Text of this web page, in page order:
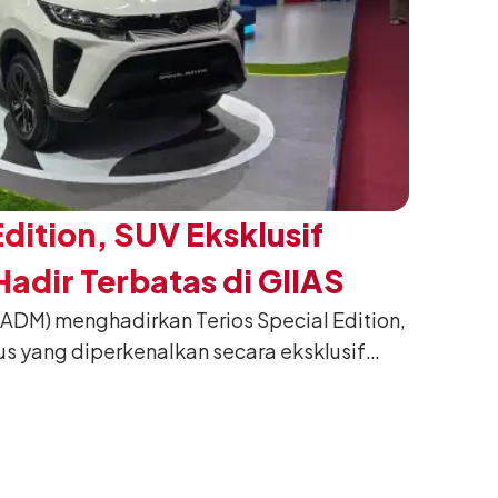
SUV Eksklusif
Terbatas di GIIAS
menghadirkan Terios Special Edition,
yang diperkenalkan secara eksklusif
International Auto Show (GIIAS) 2026
Dikembangkan dari varian Terios 1.5 X